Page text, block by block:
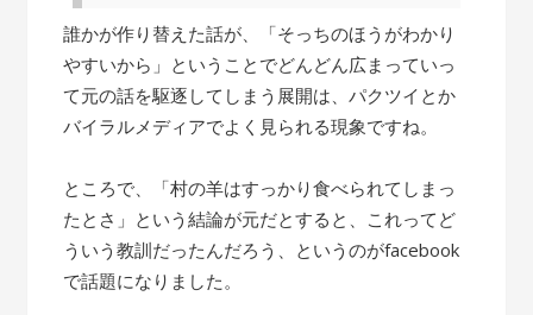
誰かが作り替えた話が、「そっちのほうがわかり
やすいから」ということでどんどん広まっていっ
て元の話を駆逐してしまう展開は、パクツイとか
バイラルメディアでよく見られる現象ですね。
ところで、「村の羊はすっかり食べられてしまっ
たとさ」という結論が元だとすると、これってど
ういう教訓だったんだろう、というのがfacebook
で話題になりました。